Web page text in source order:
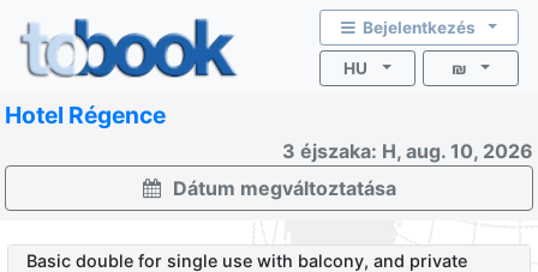
Bejelentkezés
HU ₪
Hotel Régence
3 éjszaka: H, aug. 10, 2026
Dátum megváltoztatása
Basic double for single use with balcony, and private